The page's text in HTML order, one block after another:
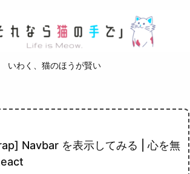
いわく、猫のほうが賢い
Navbar を表示してみる | 心を無